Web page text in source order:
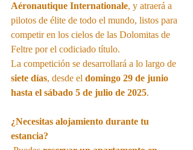
Aéronautique Internationale, y atraerá a
pilotos de élite de todo el mundo, listos para
competir en los cielos de las Dolomitas de
Feltre por el codiciado título.
La competición se desarrollará a lo largo de
siete días, desde el domingo 29 de junio
hasta el sábado 5 de julio de 2025.
¿Necesitas alojamiento durante tu
estancia?